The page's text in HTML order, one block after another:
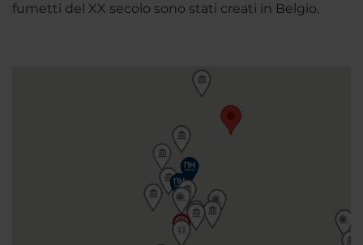
fumetti del XX secolo sono stati creati in Belgio.